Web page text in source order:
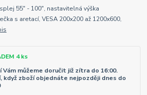
55" - 100", nastavitelná výška
s aretací, VESA 200x200 až 1200x600,
4 ks
Vám můžeme doručit již zítra do 16:00.
když zboží objednáte nejpozději dnes do